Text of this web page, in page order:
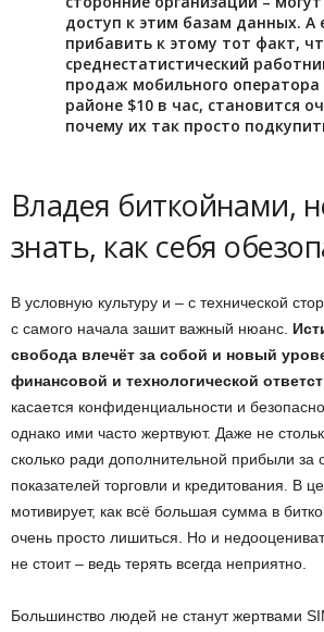
доступ к этим базам данных. А
прибавить к этому тот факт,
среднестатистический
продаж мобильного оператора
районе $10 в час, становится
почему их так просто
Владея биткойнами,
знать, как себя
В условную культуру и – с технической
с самого начала зашит важный нюанс.
свобода влечёт за собой и новый
финансовой и технологической
касается конфиденциальности и
однако ими часто жертвуют. Даже не
сколько ради дополнительной прибыли за
показателей торговли и кредитования. В
мотивирует, как всё большая сумма в
очень просто лишиться. Но и
не стоит – ведь терять всегда неприятно.
Большинство людей не станут жертвами